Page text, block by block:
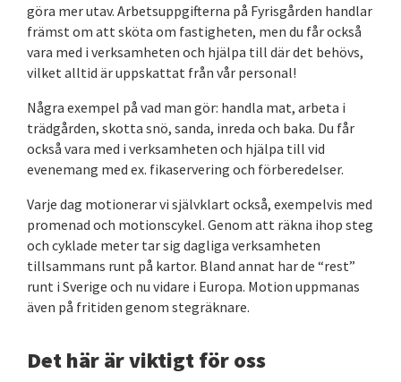
göra mer utav. Arbetsuppgifterna på Fyrisgården handlar
främst om att sköta om fastigheten, men du får också
vara med i verksamheten och hjälpa till där det behövs,
vilket alltid är uppskattat från vår personal!
Några exempel på vad man gör: handla mat, arbeta i
trädgården, skotta snö, sanda, inreda och baka. Du får
också vara med i verksamheten och hjälpa till vid
evenemang med ex. fikaservering och förberedelser.
Varje dag motionerar vi självklart också, exempelvis med
promenad och motionscykel. Genom att räkna ihop steg
och cyklade meter tar sig dagliga verksamheten
tillsammans runt på kartor. Bland annat har de “rest”
runt i Sverige och nu vidare i Europa. Motion uppmanas
även på fritiden genom stegräknare.
Det här är viktigt för oss